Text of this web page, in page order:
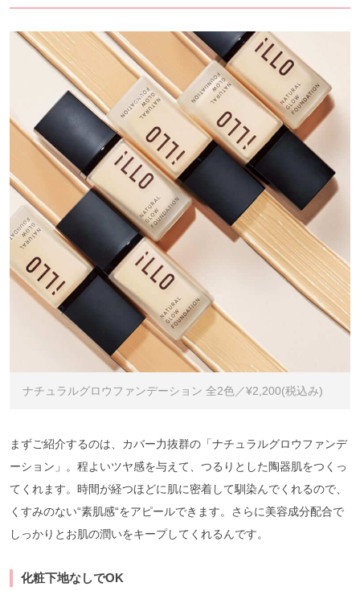
ナチュラルグロウファンデーション 全2色／¥2,200(税込み)
まずご紹介するのは、カバー力抜群の「ナチュラルグロウファンデ
ーション」。程よいツヤ感を与えて、つるりとした陶器肌をつくっ
てくれます。時間が経つほどに肌に密着して馴染んでくれるので、
くすみのない“素肌感“をアピールできます。さらに美容成分配合で
しっかりとお肌の潤いをキープしてくれるんです。
化粧下地なしでOK